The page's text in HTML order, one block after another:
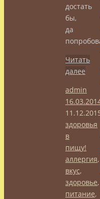
достать
бы,
да
Читать
далее
admin
здоровья
в
пищу!
аллергия,
вкус,
здоровье,
питание,